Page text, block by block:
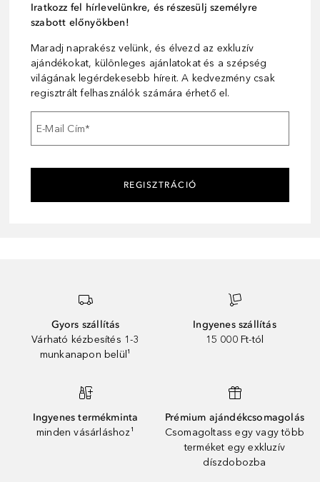
Iratkozz fel hírlevelünkre, és részesülj személyre
szabott előnyökben!
Maradj naprakész velünk, és élvezd az exkluzív
ajándékokat, különleges ajánlatokat és a szépség
világának legérdekesebb híreit. A kedvezmény csak
regisztrált felhasználók számára érhető el.
E-Mail Cím*
REGISZTRÁCIÓ
Gyors szállítás
Várható kézbesítés 1-3
munkanapon belül¹
Ingyenes szállítás
15 000 Ft-tól
Ingyenes termékminta
minden vásárláshoz¹
Prémium ajándékcsomagolás
Csomagoltass egy vagy több
terméket egy exkluzív
díszdobozba